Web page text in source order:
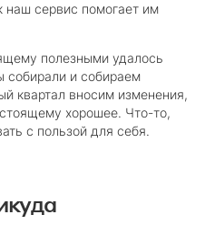
наш сервис помогает им
полезными удалось
собирали и собираем
квартал вносим изменения,
хорошее. Что-то,
с пользой для себя.